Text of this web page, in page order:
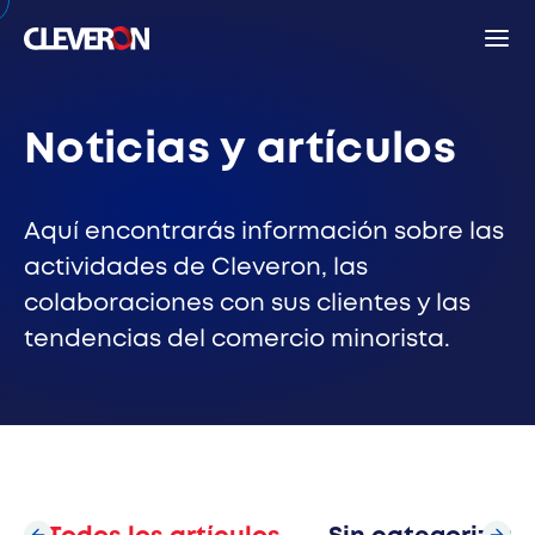
Back
Noticias y artículos
Aquí encontrarás información sobre las
actividades de Cleveron, las
colaboraciones con sus clientes y las
tendencias del comercio minorista.